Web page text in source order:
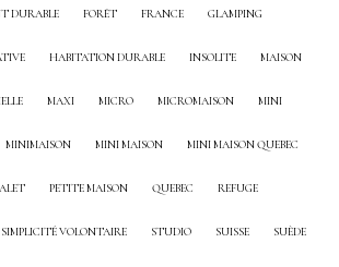
DURABLE FORÊT FRANCE GLAMPING
HABITATION DURABLE INSOLITE MAISON
MAXI MICRO MICROMAISON MINI
MINIMAISON MINI MAISON MINI MAISON QUEBEC
PETITE MAISON QUEBEC REFUGE
SIMPLICITÉ VOLONTAIRE STUDIO SUISSE SUÈDE